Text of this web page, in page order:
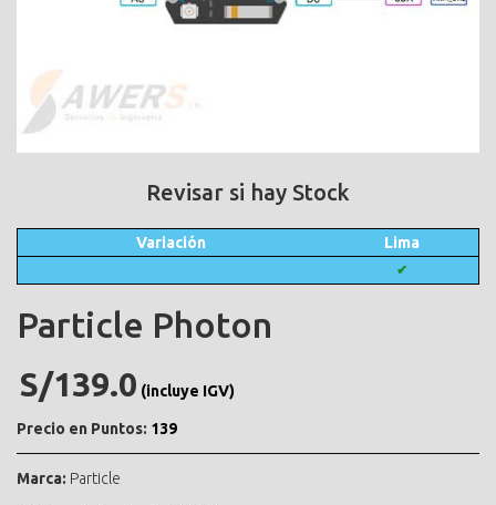
Revisar si hay Stock
Variación Lima
✔
Particle Photon
S/139.0 (incluye IGV)
Precio en Puntos: 139
Marca: Particle